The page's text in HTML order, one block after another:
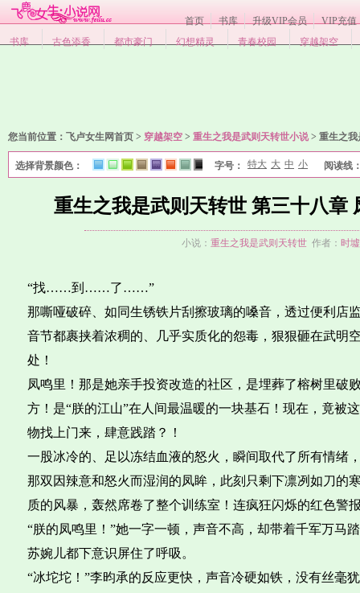
首页 书库 升级VIP会员
VIP充值
书库
古色添香 都市豪门 幻想精灵 青春校园 穿越架空
您当前位置： 飞卢女生网首页 > 穿越架空 > 重生之我是武则天转世小说> 重生之我
选择背景颜色：
1
2 3 4 5 6 7 8
字号： 特大 大 中 小 阅读线
重生之我是武则天转世 第三十八章
小说： 重生之我是武则天转世 作者： 时
“找……到……了……”
那嘶哑破碎、如同生锈铁片刮擦玻璃的嗓音，透过便利店
音节都裹挟着浓稠的、几乎实质化的怨毒，狠狠砸在武明
处！
凤鸣里！那是她亲手投资改造的社区，是埋葬了榕树里破
方！是“朕的江山”在人间最温暖的一块基石！现在，竟被
物找上门来，肆意践踏？！
一股冰冷的、足以冻结血液的怒火，瞬间取代了所有情绪
那双因辣意和怒火而湿润的凤眸，此刻只剩下凛冽如刀的
质的风暴，轰然席卷了整个训练室！连疯狂闪烁的红色警
“朕的凤鸣里！”她一字一顿，声音不高，却带着千军万马
苏婉儿都下意识屏住了呼吸。
“冰坨坨！”李昀承的反应更快，声音冷硬如铁，没有丝毫